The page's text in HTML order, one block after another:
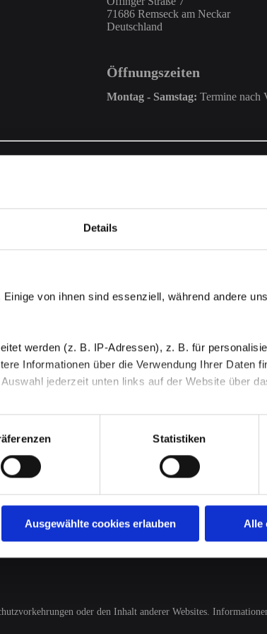
Details
von ihnen sind essenziell, während andere
werden (z. B. IP-Adressen), z. B. für
Informationen über die Verwendung Ihrer Daten
jederzeit unten links auf der Website über
Statistiken
Ausgewählte cookies erlauben Alle
71686 Remseck am Neckar
Deutschland
Öffnungszeiten
Montag - Samstag: Termine nach
ec.europa.eu/consumers/odr/ .
teilzunehmen.
bedarf der ausdrücklichen Erlaubnis des Autors in
Alle Texte ohne Autorenangabe unterliegen dem
Bereiche – darf ohne schriftliche Erlaubnis direkt verlinkt
oder den Inhalt anderer Websites.